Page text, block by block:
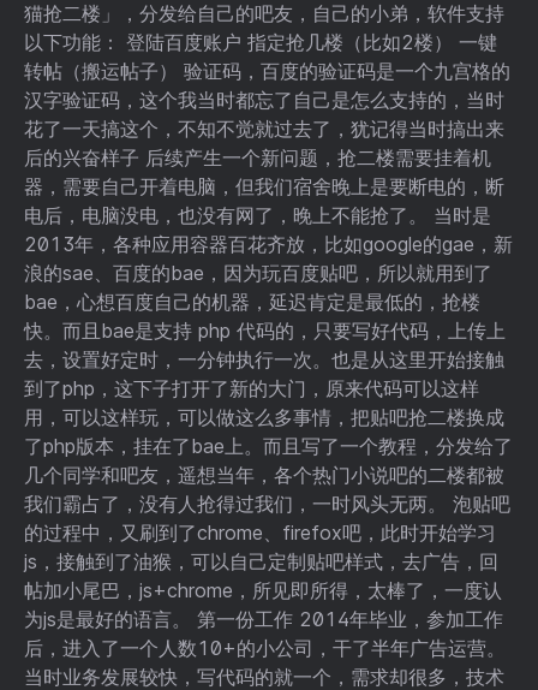
猫抢二楼」，分发给自己的吧友，自己的小弟，软件支持
以下功能： 登陆百度账户 指定抢几楼（比如2楼） 一键
转帖（搬运帖子） 验证码，百度的验证码是一个九宫格的
汉字验证码，这个我当时都忘了自己是怎么支持的，当时
花了一天搞这个，不知不觉就过去了，犹记得当时搞出来
后的兴奋样子 后续产生一个新问题，抢二楼需要挂着机
器，需要自己开着电脑，但我们宿舍晚上是要断电的，断
电后，电脑没电，也没有网了，晚上不能抢了。 当时是
2013年，各种应用容器百花齐放，比如google的gae，新
浪的sae、百度的bae，因为玩百度贴吧，所以就用到了
bae，心想百度自己的机器，延迟肯定是最低的，抢楼
快。而且bae是支持 php 代码的，只要写好代码，上传上
去，设置好定时，一分钟执行一次。也是从这里开始接触
到了php，这下子打开了新的大门，原来代码可以这样
用，可以这样玩，可以做这么多事情，把贴吧抢二楼换成
了php版本，挂在了bae上。而且写了一个教程，分发给了
几个同学和吧友，遥想当年，各个热门小说吧的二楼都被
我们霸占了，没有人抢得过我们，一时风头无两。 泡贴吧
的过程中，又刷到了chrome、firefox吧，此时开始学习
js，接触到了油猴，可以自己定制贴吧样式，去广告，回
帖加小尾巴，js+chrome，所见即所得，太棒了，一度认
为js是最好的语言。 第一份工作 2014年毕业，参加工作
后，进入了一个人数10+的小公司，干了半年广告运营。
当时业务发展较快，写代码的就一个，需求却很多，技术